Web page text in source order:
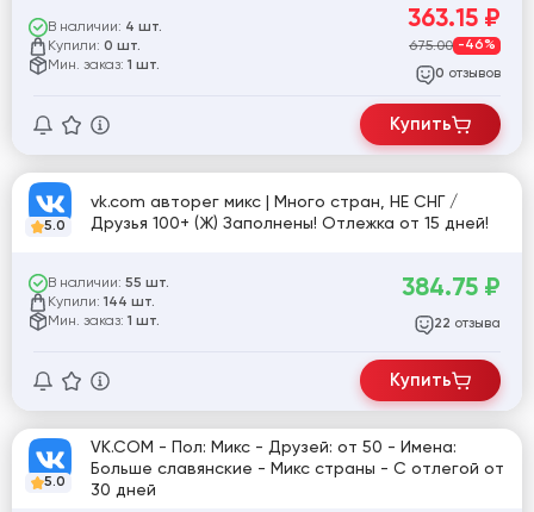
В наличии: 4 шт.
Купили: 0 шт.
Мин. заказ: 1 шт.
363.15 ₽
675.00 -46%
0 отзывов
Купить
5.0
vk.com авторег микс | Много стран, НЕ СНГ /
Друзья 100+ (Ж) Заполнены! Отлежка от 15 дней!
В наличии: 55 шт.
Купили: 144 шт.
Мин. заказ: 1 шт.
384.75 ₽
22 отзыва
Купить
5.0
VK.COM - Пол: Микс - Друзей: от 50 - Имена:
Больше славянские - Микс страны - С отлегой от
30 дней